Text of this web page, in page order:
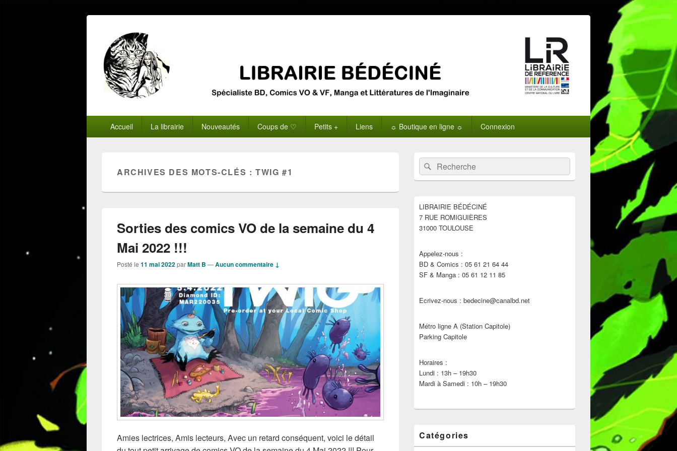
principalAccueil La librairie Nouveautés Coups de ♡ Petits + Liens ☼ Boutique en ligne ☼ Connexion
ARCHIVES DES MOTS-CLÉS :TWIG #1
Sorties des comics VO de la semaine du 4
Mai 2022 !!!
Posté le 11 mai 2022parMatt B —Aucun commentaire ↓
Amies lectrices, Amis lecteurs, Avec un retard conséquent, voici le détail
Zone
principale
de
widget
barre
latérale
Recherche :Rechercher
LIBRAIRIE BÉDÉCINÉ
7 RUE ROMIGUIÈRES
31000 TOULOUSE
Appelez-nous :
BD & Comics : 05 61 21 64 44
SF & Manga : 05 61 12 11 85
Ecrivez-nous : bedecine@canalbd.net
Métro ligne A (Station Capitole)
Parking Capitole
Horaires :
Lundi : 13h – 19h30
Mardi à Samedi : 10h – 19h30
Catégories